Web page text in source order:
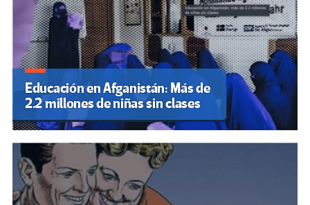
Educación en Afganistán: Más de
2.2 millones de niñas sin clases